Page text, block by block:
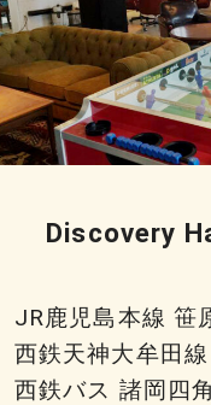
Discovery
JR鹿児島本線 笹
西鉄天神大牟田
西鉄バス 諸岡四